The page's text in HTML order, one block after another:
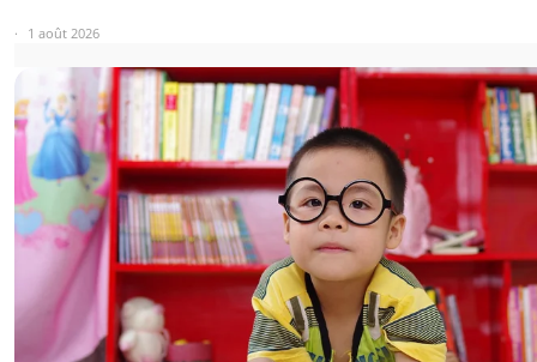
1 août 2026